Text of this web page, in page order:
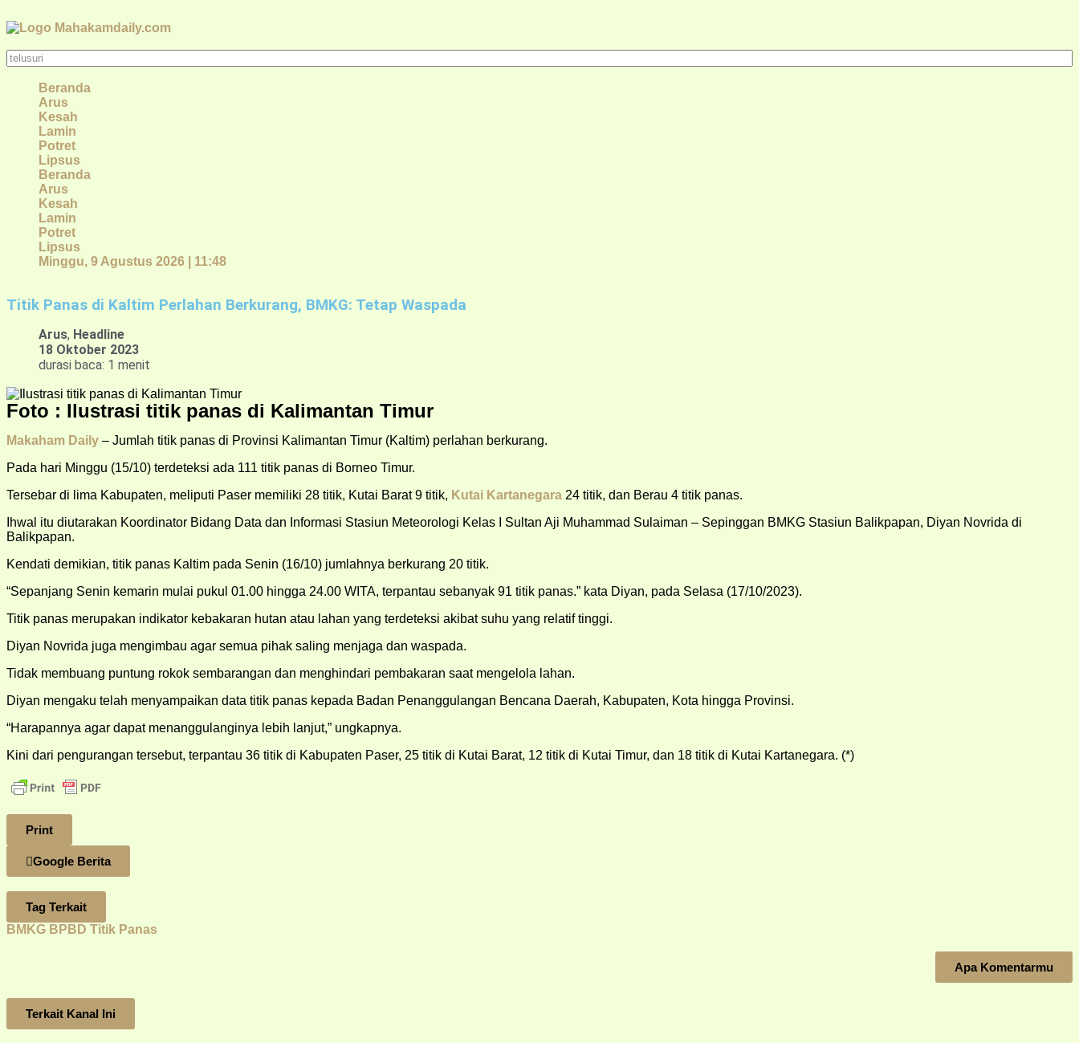
Beranda
Arus
Kesah
Lamin
Potret
Lipsus
Beranda
Arus
Kesah
Lamin
Potret
Lipsus
Minggu, 9 Agustus 2026 | 11:48
Titik Panas di Kaltim Perlahan Berkurang, BMKG: Tetap Waspada
Arus, Headline
18 Oktober 2023
durasi baca: 1 menit
Foto : Ilustrasi titik panas di Kalimantan Timur
Makaham Daily – Jumlah titik panas di Provinsi Kalimantan Timur (Kaltim) perlahan berkurang.
Pada hari Minggu (15/10) terdeteksi ada 111 titik panas di Borneo Timur.
Tersebar di lima Kabupaten, meliputi Paser memiliki 28 titik, Kutai Barat 9 titik, Kutai Kartanegara 24 titik, dan Berau 4 titik panas.
Ihwal itu diutarakan Koordinator Bidang Data dan Informasi Stasiun Meteorologi Kelas I Sultan Aji Muhammad Sulaiman – Sepinggan BMKG Stasiun Balikpapan, Diyan Novrida di
Balikpapan.
Kendati demikian, titik panas Kaltim pada Senin (16/10) jumlahnya berkurang 20 titik.
“Sepanjang Senin kemarin mulai pukul 01.00 hingga 24.00 WITA, terpantau sebanyak 91 titik panas.” kata Diyan, pada Selasa (17/10/2023).
Titik panas merupakan indikator kebakaran hutan atau lahan yang terdeteksi akibat suhu yang relatif tinggi.
Diyan Novrida juga mengimbau agar semua pihak saling menjaga dan waspada.
Tidak membuang puntung rokok sembarangan dan menghindari pembakaran saat mengelola lahan.
Diyan mengaku telah menyampaikan data titik panas kepada Badan Penanggulangan Bencana Daerah, Kabupaten, Kota hingga Provinsi.
“Harapannya agar dapat menanggulanginya lebih lanjut,” ungkapnya.
Kini dari pengurangan tersebut, terpantau 36 titik di Kabupaten Paser, 25 titik di Kutai Barat, 12 titik di Kutai Timur, dan 18 titik di Kutai Kartanegara. (*)
Print
Google Berita
Tag Terkait
BMKG BPBD Titik Panas
Apa Komentarmu
Terkait Kanal Ini